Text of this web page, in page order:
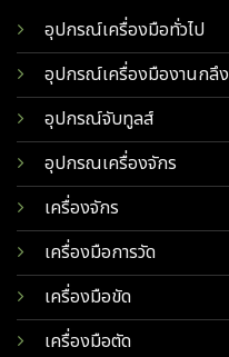
อุปกรณ์เครื่องมือทั่วไป
อุปกรณ์เครื่องมืองานกลึง
อุปกรณ์จับทูลส์
อุปกรณเครื่องจักร
เครื่องจักร
เครื่องมือการวัด
เครื่องมือขัด
เครื่องมือตัด